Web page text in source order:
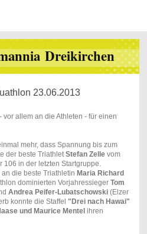
Dreikirchen
23.06.2013
allem an die Athleten - für einen
mehr, dass Spannung bis zum
der beste TriathletStefan Zellevom
106 in der letzten Startgruppe.
die beste Triathletin Maria Richard
dominierten Vorjahressieger Tom
Andrea Peifer-Lubatschowski(Elzer
konnte die Staffel "Drei nach Hawai"
und Maurice Mentelihren